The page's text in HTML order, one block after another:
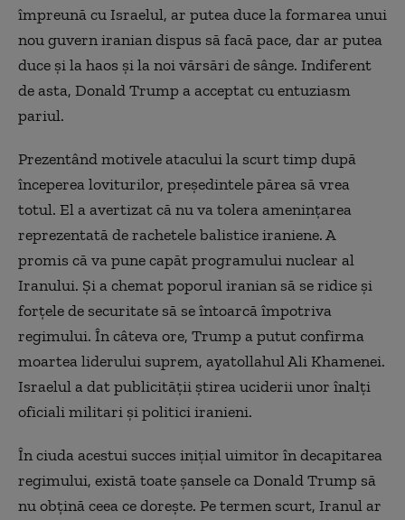
împreună cu Israelul, ar putea duce la formarea unui
nou guvern iranian dispus să facă pace, dar ar putea
duce și la haos și la noi vărsări de sânge. Indiferent
de asta, Donald Trump a acceptat cu entuziasm
pariul.
Prezentând motivele atacului la scurt timp după
începerea loviturilor, președintele părea să vrea
totul. El a avertizat că nu va tolera amenințarea
reprezentată de rachetele balistice iraniene. A
promis că va pune capăt programului nuclear al
Iranului. Și a chemat poporul iranian să se ridice și
forțele de securitate să se întoarcă împotriva
regimului. În câteva ore, Trump a putut confirma
moartea liderului suprem, ayatollahul Ali Khamenei.
Israelul a dat publicității știrea uciderii unor înalți
oficiali militari și politici iranieni.
În ciuda acestui succes inițial uimitor în decapitarea
regimului, există toate șansele ca Donald Trump să
nu obțină ceea ce dorește. Pe termen scurt, Iranul ar